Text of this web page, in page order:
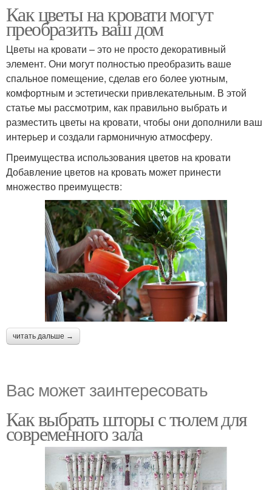
Как цветы на кровати могут
преобразить ваш дом
Цветы на кровати – это не просто декоративный
элемент. Они могут полностью преобразить ваше
спальное помещение, сделав его более уютным,
комфортным и эстетически привлекательным. В этой
статье мы рассмотрим, как правильно выбрать и
разместить цветы на кровати, чтобы они дополнили ваш
интерьер и создали гармоничную атмосферу.
Преимущества использования цветов на кровати
Добавление цветов на кровать может принести
множество преимуществ:
читать дальше →
Вас может заинтересовать
Как выбрать шторы с тюлем для
современного зала